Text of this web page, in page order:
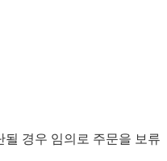
경우 임의로 주문을 보류